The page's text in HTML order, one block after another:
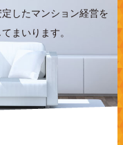
定したマンション経営を
まいります。